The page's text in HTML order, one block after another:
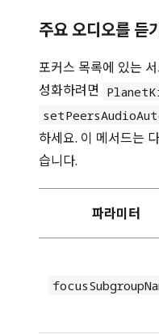
주요 오디오를 듣
포커스 목록에 있는
성화하려면
하세요. 이 메서드는
습니다.
파라미터